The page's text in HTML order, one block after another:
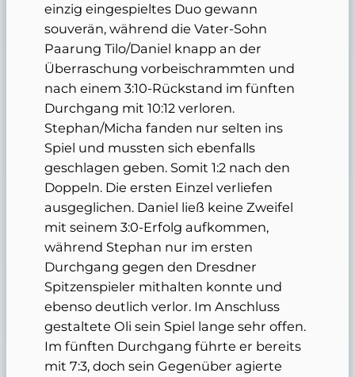
einzig eingespieltes Duo gewann
souverän, während die Vater-Sohn
Paarung Tilo/Daniel knapp an der
Überraschung vorbeischrammten und
nach einem 3:10-Rückstand im fünften
Durchgang mit 10:12 verloren.
Stephan/Micha fanden nur selten ins
Spiel und mussten sich ebenfalls
geschlagen geben. Somit 1:2 nach den
Doppeln. Die ersten Einzel verliefen
ausgeglichen. Daniel ließ keine Zweifel
mit seinem 3:0-Erfolg aufkommen,
während Stephan nur im ersten
Durchgang gegen den Dresdner
Spitzenspieler mithalten konnte und
ebenso deutlich verlor. Im Anschluss
gestaltete Oli sein Spiel lange sehr offen.
Im fünften Durchgang führte er bereits
mit 7:3, doch sein Gegenüber agierte